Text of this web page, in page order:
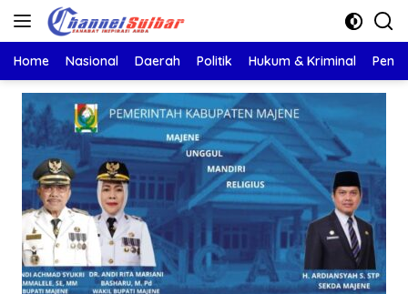
Langsung
Home Nasional Daerah Politik Hukum & Kriminal